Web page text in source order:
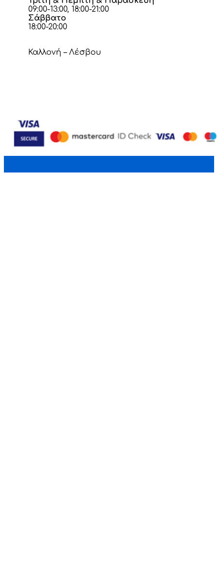
09:00-13:00, 18:00-21:00
Σάββατο
18:00-20:00
Καλλονή – Λέσβου